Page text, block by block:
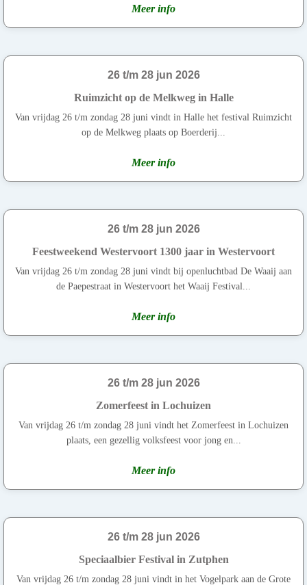
Meer info
26 t/m 28 jun 2026
Ruimzicht op de Melkweg in Halle
Van vrijdag 26 t/m zondag 28 juni vindt in Halle het festival Ruimzicht
op de Melkweg plaats op Boerderij...
Meer info
26 t/m 28 jun 2026
Feestweekend Westervoort 1300 jaar in Westervoort
Van vrijdag 26 t/m zondag 28 juni vindt bij openluchtbad De Waaij aan
de Paepestraat in Westervoort het Waaij Festival...
Meer info
26 t/m 28 jun 2026
Zomerfeest in Lochuizen
Van vrijdag 26 t/m zondag 28 juni vindt het Zomerfeest in Lochuizen
plaats, een gezellig volksfeest voor jong en...
Meer info
26 t/m 28 jun 2026
Speciaalbier Festival in Zutphen
Van vrijdag 26 t/m zondag 28 juni vindt in het Vogelpark aan de Grote